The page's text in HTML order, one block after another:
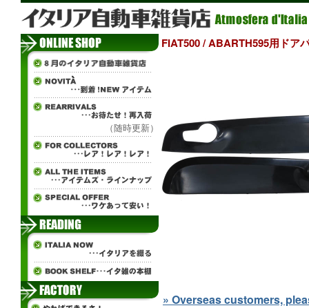
（随時更新）
FIAT500 / ABARTH595用ドア
» Overseas customers,